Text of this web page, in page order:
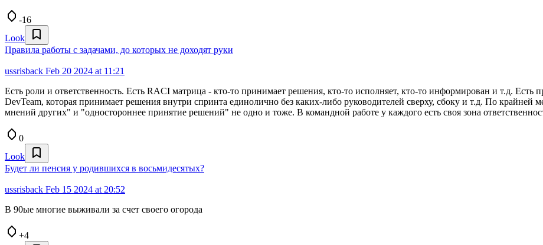
-16
Look
Правила работы с задачами, до которых не доходят руки
ussrisback Feb 20 2024 at 11:21
Есть роли и ответственность. Есть RACI матрица - кто-то принимает решения, кто-то исполняет, кто-то информирован и т.д.
DevTeam, которая принимает решения внутри спринта единолично без каких-либо руководителей сверху, сбоку и т.д. По крайней
мнений других" и "одностороннее принятие решений" не одно и тоже. В командной работе у каждого есть своя зона
0
Look
Будет ли пенсия у родившихся в восьмидесятых?
ussrisback Feb 15 2024 at 20:52
В 90ые многие выживали за счет своего огорода
+4